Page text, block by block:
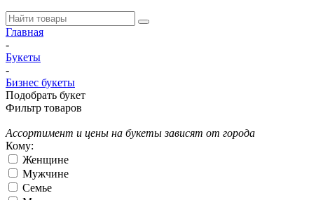
Главная
-
Букеты
-
Бизнес букеты
Подобрать букет
Фильтр товаров
Ассортимент и цены на букеты зависят от города
Кому:
Женщине
Мужчине
Семье